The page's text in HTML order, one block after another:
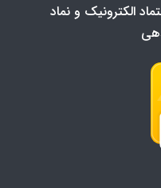
الکترونیک و نماد